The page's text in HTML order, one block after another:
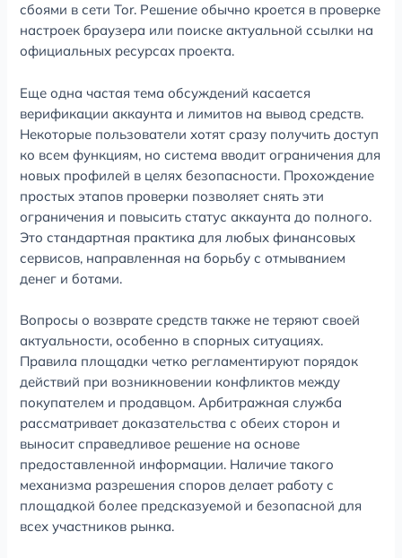
сбоями в сети Tor. Решение обычно кроется в проверке
настроек браузера или поиске актуальной ссылки на
официальных ресурсах проекта.
Еще одна частая тема обсуждений касается
верификации аккаунта и лимитов на вывод средств.
Некоторые пользователи хотят сразу получить доступ
ко всем функциям, но система вводит ограничения для
новых профилей в целях безопасности. Прохождение
простых этапов проверки позволяет снять эти
ограничения и повысить статус аккаунта до полного.
Это стандартная практика для любых финансовых
сервисов, направленная на борьбу с отмыванием
денег и ботами.
Вопросы о возврате средств также не теряют своей
актуальности, особенно в спорных ситуациях.
Правила площадки четко регламентируют порядок
действий при возникновении конфликтов между
покупателем и продавцом. Арбитражная служба
рассматривает доказательства с обеих сторон и
выносит справедливое решение на основе
предоставленной информации. Наличие такого
механизма разрешения споров делает работу с
площадкой более предсказуемой и безопасной для
всех участников рынка.